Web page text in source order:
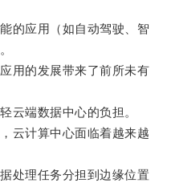
应用（如自动驾驶、智
的发展带来了前所未有
端数据中心的负担。
计算中心面临着越来越
理任务分担到边缘位置